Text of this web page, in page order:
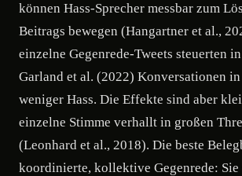
können Hass-Sprecher messbar zum
Beitrags bewegen (Hangartner et al.,
einzelne Gegenrede-Tweets steuerten
Garland et al. (2022) Konversationen
weniger Hass. Die Effekte sind aber
einzelne Stimme verhallt in großen
(Leonhard et al., 2018). Die beste
koordinierte, kollektive Gegenrede: Sie